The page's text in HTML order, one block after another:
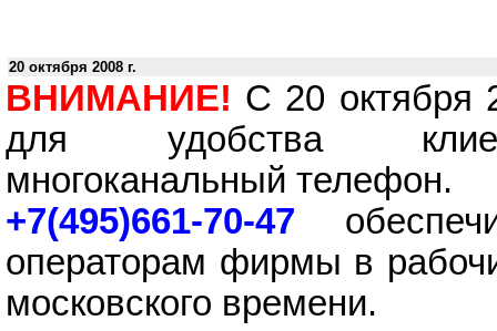
20 октября 2008 г.
ВНИМАНИЕ! С 20 октября
для удобства
многоканальный телефон.
+7(495)661-70-47
операторам фирмы в
московского времени.